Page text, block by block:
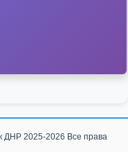
ДНР 2025-2026 Все права